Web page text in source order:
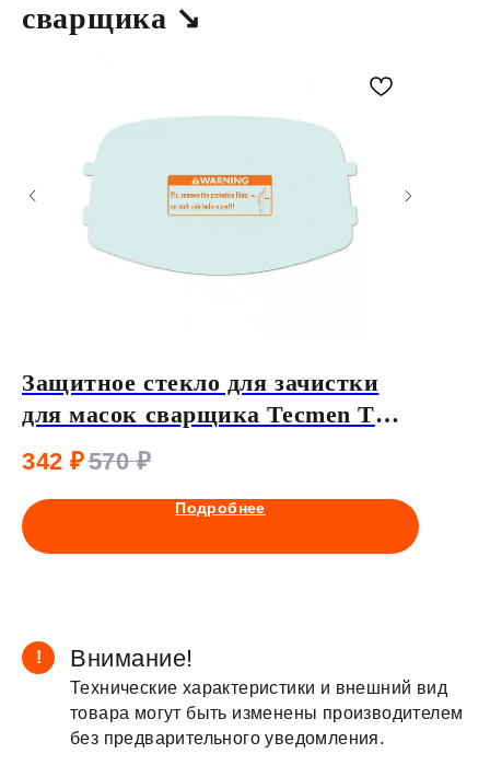
сварщика ↘
Защитное стекло для зачистки
для масок сварщика Tecmen ТМ
1000 224х131
342 ₽570 ₽
Подробнее
! Внимание!
Технические характеристики и внешний вид
товара могут быть изменены производителем
без предварительного уведомления.